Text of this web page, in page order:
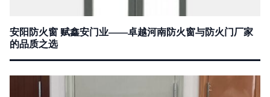
安阳防火窗 赋鑫安门业——卓越河南防火窗与防火门厂家
的品质之选